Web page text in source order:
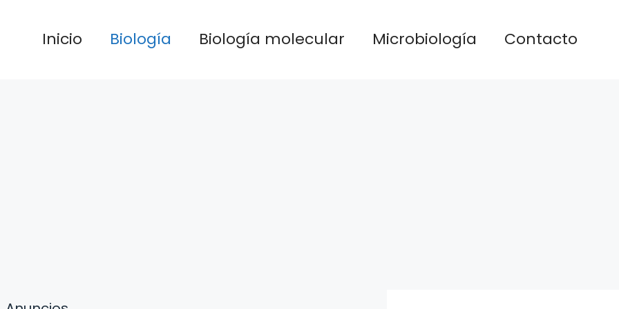
Inicio Biología Biología molecular Microbiología Contacto